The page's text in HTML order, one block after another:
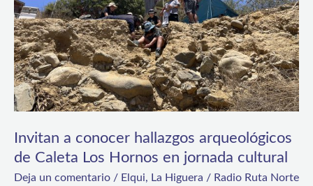
Invitan a conocer hallazgos arqueológicos
de Caleta Los Hornos en jornada cultural
Deja un comentario / Elqui, La Higuera / Radio Ruta Norte
de
Caleta
Los
Hornos
en
jornada
cultural